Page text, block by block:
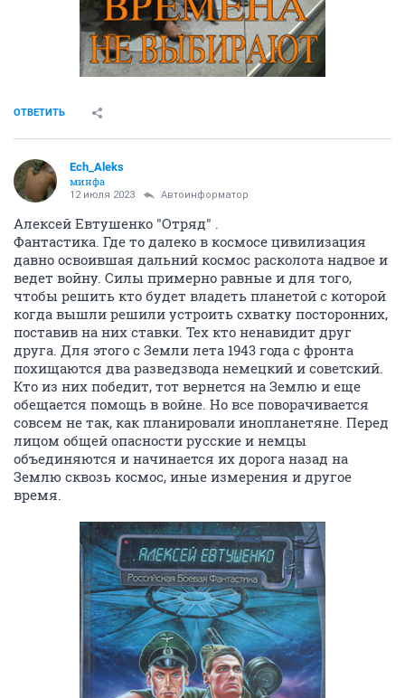
ОТВЕТИТЬ
Ech_Aleks
минфа
12 июля 2023 Автоинформатор
Алексей Евтушенко "Отряд" .
Фантастика. Где то далеко в космосе цивилизация
давно освоившая дальний космос расколота надвое и
ведет войну. Силы примерно равные и для того,
чтобы решить кто будет владеть планетой с которой
когда вышли решили устроить схватку посторонних,
поставив на них ставки. Тех кто ненавидит друг
друга. Для этого с Земли лета 1943 года с фронта
похищаются два разведзвода немецкий и советский.
Кто из них победит, тот вернется на Землю и еще
обещается помощь в войне. Но все поворачивается
совсем не так, как планировали инопланетяне. Перед
лицом общей опасности русские и немцы
объединяются и начинается их дорога назад на
Землю сквозь космос, иные измерения и другое
время.